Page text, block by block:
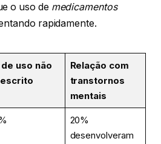
o uso de medicamentos
rapidamente.
de uso não
Relação com
transtornos
mentais
20%
desenvolveram